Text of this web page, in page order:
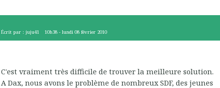
Écrit par : juju41 10h38 -lundi 08 février 2010
C'est vraiment très difficile de trouver la meilleure solution.
A Dax, nous avons le problème de nombreux SDF, des jeunes